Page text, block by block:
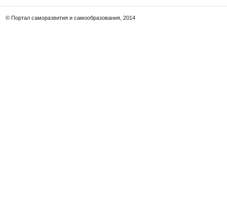
© Портал саморазвития и самообразования, 2014